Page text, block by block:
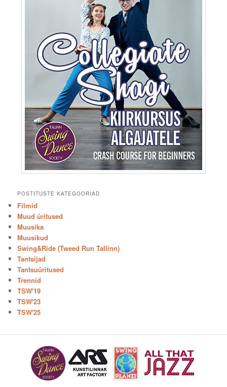
POSTITUSTE KATEGOORIAD
Filmid
Muud üritused
Muusika
Muusikud
Swing&Ride (Tweed Run Tallinn)
Tantsijad
Tantsuüritused
Trennid
TSW'19
TSW'23
TSW'25